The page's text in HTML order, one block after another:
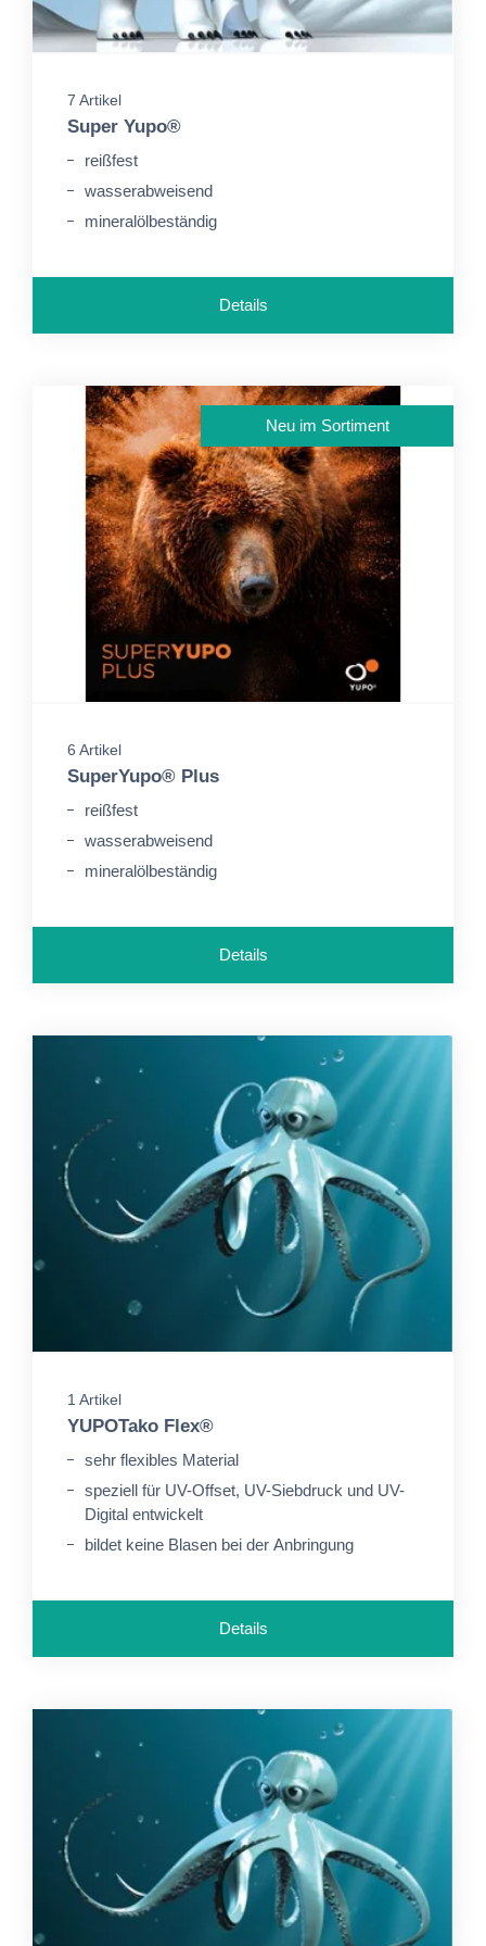
7 Artikel
Super Yupo®
reißfest
wasserabweisend
mineralölbeständig
Details
Neu im Sortiment
6 Artikel
SuperYupo® Plus
reißfest
wasserabweisend
mineralölbeständig
Details
1 Artikel
YUPOTako Flex®
sehr flexibles Material
speziell für UV-Offset, UV-Siebdruck und UV-
Digital entwickelt
bildet keine Blasen bei der Anbringung
Details